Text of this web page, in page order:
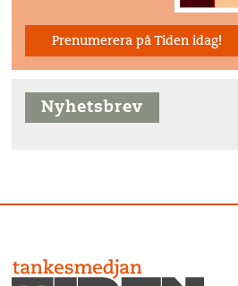
Prenumerera på Tiden idag!
Nyhetsbrev